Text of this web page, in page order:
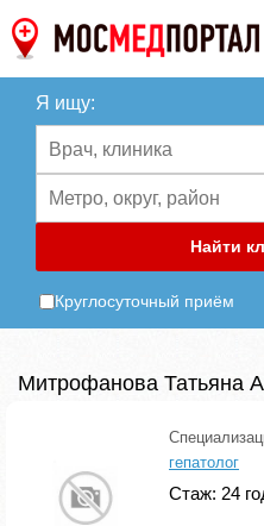
Я ищу:
Найти
Круглосуточный приём
Митрофанова Татьяна
гепатолог
Стаж: 24